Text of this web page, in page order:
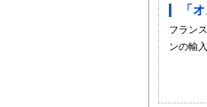
「
フラン
ンの輸